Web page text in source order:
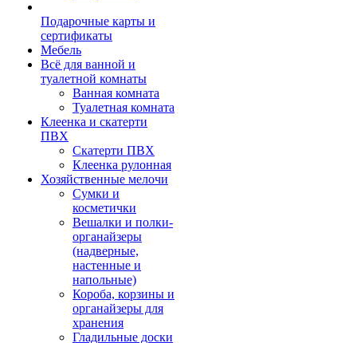
Подарочные карты и
сертификаты
Мебель
Всё для ванной и
туалетной комнаты
Ванная комната
Туалетная комната
Клеенка и скатерти
ПВХ
Скатерти ПВХ
Клеенка рулонная
Хозяйственные мелочи
Сумки и
косметички
Вешалки и полки-
органайзеры
(надверные,
настенные и
напольные)
Короба, корзины и
органайзеры для
хранения
Гладильные доски